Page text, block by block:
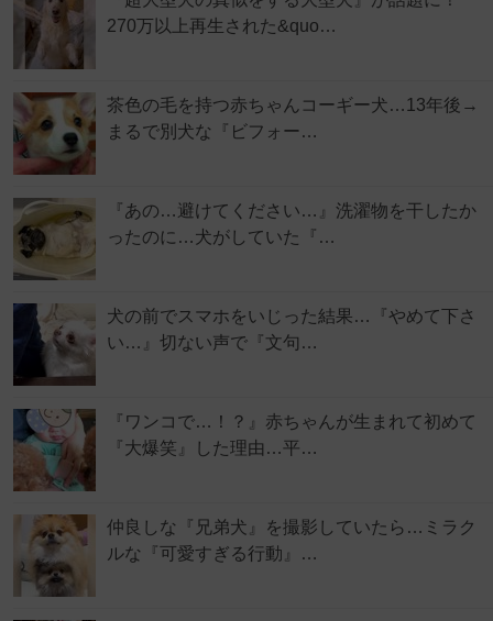
270万以上再生された&quo…
茶色の毛を持つ赤ちゃんコーギー犬…13年後→
まるで別犬な『ビフォー…
『あの…避けてください…』洗濯物を干したか
ったのに…犬がしていた『…
犬の前でスマホをいじった結果…『やめて下さ
い…』切ない声で『文句…
『ワンコで…！？』赤ちゃんが生まれて初めて
『大爆笑』した理由…平…
仲良しな『兄弟犬』を撮影していたら…ミラク
ルな『可愛すぎる行動』…